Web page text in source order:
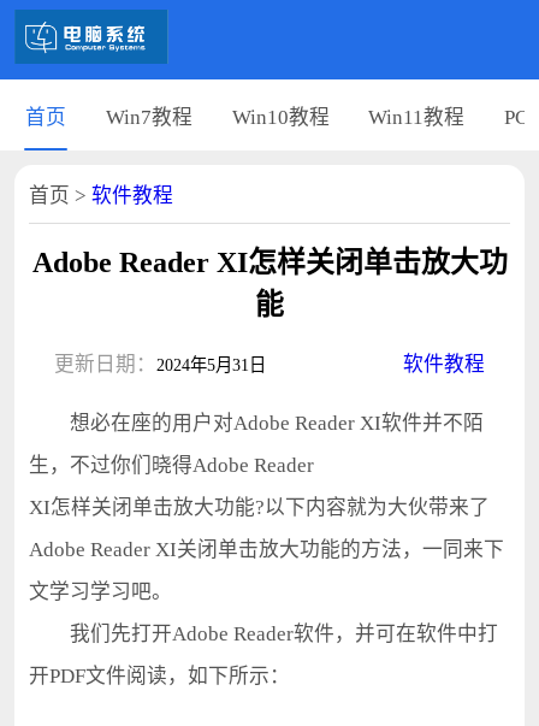
首页 Win7教程 Win10教程 Win11教程 PC
首页 > 软件教程
Adobe Reader XI怎样关闭单击放大功
能
更新日期： 2024年5月31日 软件教程
想必在座的用户对Adobe Reader XI软件并不陌
生，不过你们晓得Adobe Reader
XI怎样关闭单击放大功能?以下内容就为大伙带来了
Adobe Reader XI关闭单击放大功能的方法，一同来下
文学习学习吧。
我们先打开Adobe Reader软件，并可在软件中打
开PDF文件阅读，如下所示：